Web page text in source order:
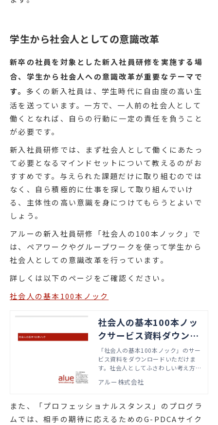
学生から社会人としての意識改革
新卒の社員を対象とした新入社員研修を実施する場
合、学生から社会人への意識改革が重要なテーマで
す。 多くの新入社員は、学生時代に自由度の高い生
活を送っています。一方で、一人前の社会人として
働くとなれば、自らの行動に一定の責任を負うこと
が必要です。
新入社員研修では、まず社会人として働くにあたっ
て必要となるマインドセットについて教えるのがお
すすめです。与えられた課題だけに取り組むのでは
なく、自ら積極的に仕事を探して取り組んでいけ
る、主体性の高い意識を身につけてもらうとよいで
しょう。
アルーの新入社員研修「社会人の100本ノック」で
は、ペアワークやグループワークを使って学生から
社会人としての意識改革を行っています。
詳しくは以下のページをご確認ください。
社会人の基本100本ノック
社会人の基本100本ノッ
クサービス資料ダウンロ
ード
「社会人の基本100本ノック」のサー
ビス資料をダウンロードいただけま
す。社会人としてふさわしい考え方や
アルー株式会社
また、「プロフェッショナルスタンス」のプログラ
ムでは、相手の期待に応えるためのG-PDCAサイク